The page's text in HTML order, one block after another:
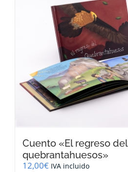
Cuento «El regreso del
quebrantahuesos»
12,00€ IVA incluido